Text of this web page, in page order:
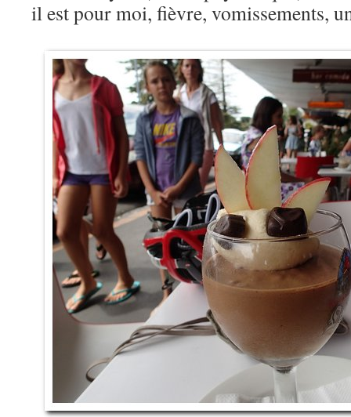
il est pour moi, fièvre, vomissements,